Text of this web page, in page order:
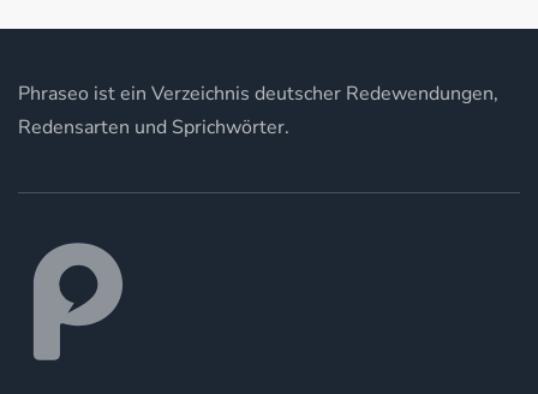
Phraseo ist ein Verzeichnis deutscher Redewendungen,
Redensarten und Sprichwörter.